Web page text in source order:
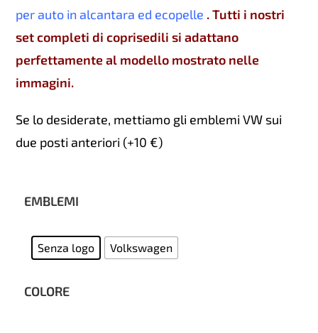
per auto in alcantara ed ecopelle . Tutti i nostri
set completi di coprisedili si adattano
perfettamente al modello mostrato nelle
immagini.
Se lo desiderate, mettiamo gli emblemi VW sui
due posti anteriori (+10 €)
EMBLEMI
Senza logo Volkswagen
COLORE